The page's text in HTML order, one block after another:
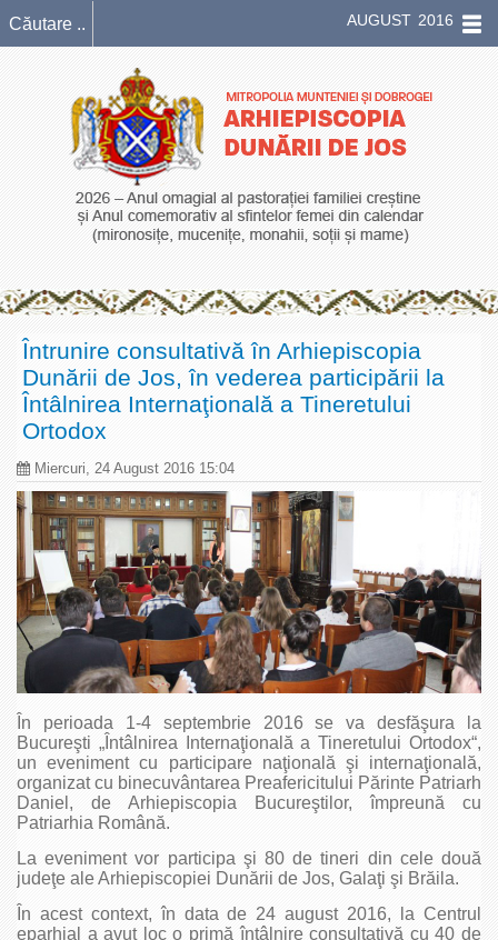
AUGUST 2016
Întrunire consultativă în Arhiepiscopia
Dunării de Jos, în vederea participării la
Întâlnirea Internaţională a Tineretului
Ortodox
Miercuri, 24 August 2016 15:04
În perioada 1-4 septembrie 2016 se va desfăşura la
Bucureşti „Întâlnirea Internaţională a Tineretului Ortodox“,
un eveniment cu participare naţională şi internaţională,
organizat cu binecuvântarea Preafericitului Părinte Patriarh
Daniel, de Arhiepiscopia Bucureştilor, împreună cu
Patriarhia Română.
La eveniment vor participa şi 80 de tineri din cele două
judeţe ale Arhiepiscopiei Dunării de Jos, Galaţi şi Brăila.
În acest context, în data de 24 august 2016, la Centrul
eparhial a avut loc o primă întâlnire consultativă cu 40 de